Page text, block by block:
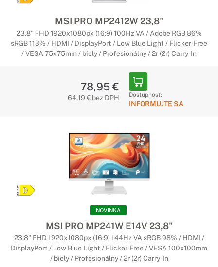
MSI PRO MP2412W 23,8"
23,8" FHD 1920x1080px (16:9) 100Hz VA / Adobe RGB 86%
sRGB 113% / HDMI / DisplayPort / Low Blue Light / Flicker-Free
/ VESA 75x75mm / biely / Profesionálny / 2r (2r) Carry-In
78,95 €
64,19 € bez DPH Dostupnosť:
INFORMUJTE SA
NOVINKA
MSI PRO MP241W E14V 23,8"
23,8" FHD 1920x1080px (16:9) 144Hz VA sRGB 98% / HDMI /
DisplayPort / Low Blue Light / Flicker-Free / VESA 100x100mm
/ biely / Profesionálny / 2r (2r) Carry-In